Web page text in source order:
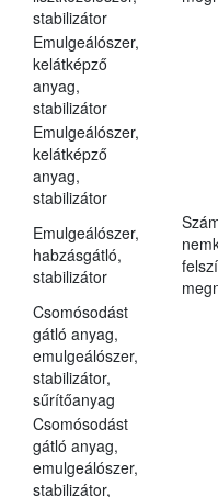
stabilizátor
Emulgeálószer,
kelátképző
anyag,
stabilizátor
Emulgeálószer,
kelátképző
anyag,
stabilizátor
Emulgeálószer,
habzásgátló,
stabilizátor
Csomósodást
gátló anyag,
emulgeálószer,
stabilizátor,
sűrítőanyag
Csomósodást
gátló anyag,
emulgeálószer,
stabilizátor,